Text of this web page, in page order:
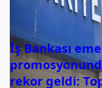
İş Bankası
rekor geldi: